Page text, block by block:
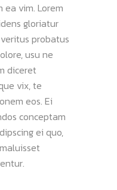
vim. Lorem
gloriatur
probatus
usu ne
diceret
vix, te
eos. Ei
conceptam
ei quo,